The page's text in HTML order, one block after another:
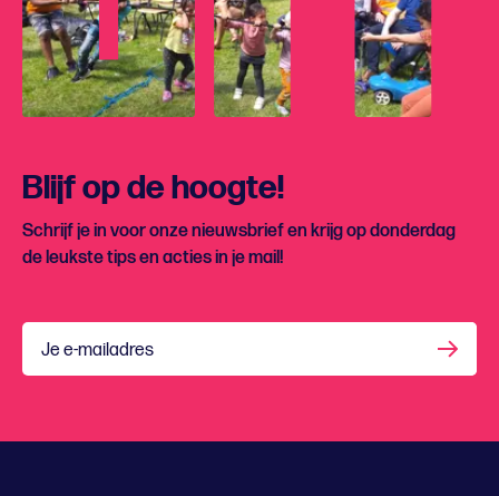
Blijf op de hoogte!
Schrijf je in voor onze nieuwsbrief en krijg op donderdag
de leukste tips en acties in je mail!
Je e-mailadres